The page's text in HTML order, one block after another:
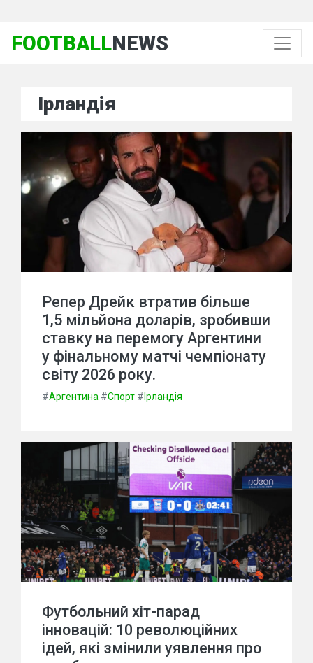
FOOTBALLNEWS
Ірландія
Репер Дрейк втратив більше
1,5 мільйона доларів, зробивши
ставку на перемогу Аргентини
у фінальному матчі чемпіонату
світу 2026 року.
#Аргентина #Спорт # Ірландія
Футбольний хіт-парад
інновацій: 10 революційних
ідей, які змінили уявлення про